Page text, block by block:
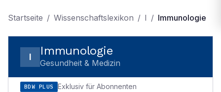
Startseite / Wissenschaftslexikon / I / Immunologie
I Immunologie
Gesundheit & Medizin
BDW PLUS Exklusiv für Abonnenten